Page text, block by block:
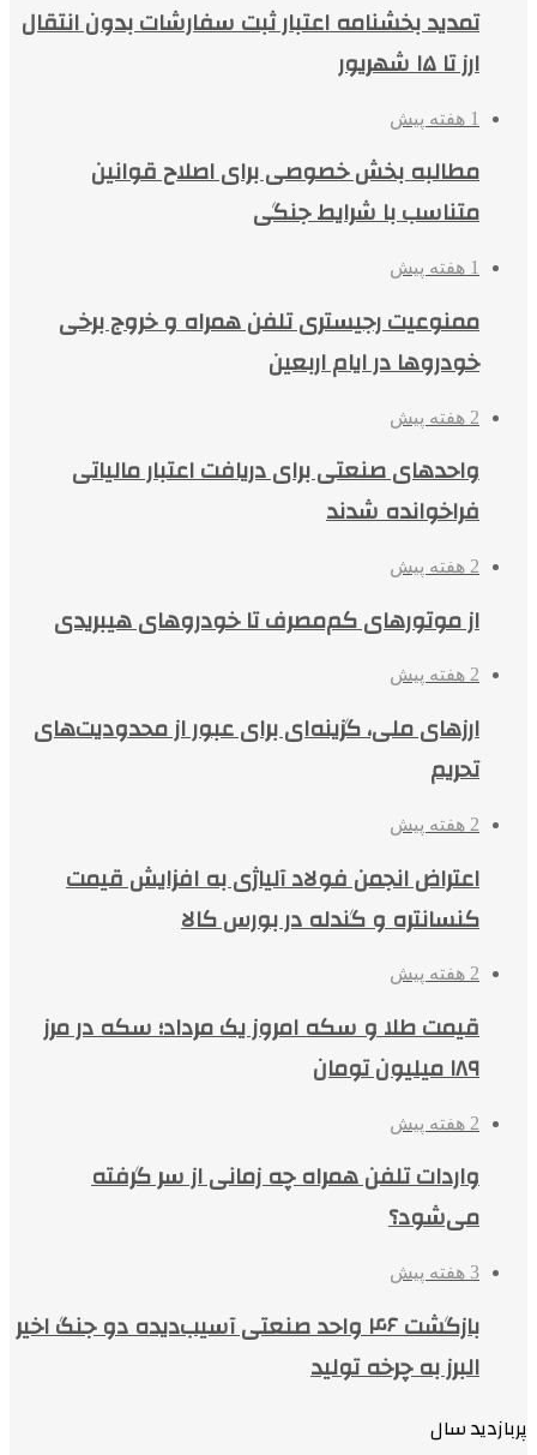
تمدید بخشنامه اعتبار ثبت سفارشات بدون انتقال
ارز تا ۱۵ شهریور
1 هفته پیش
مطالبه بخش خصوصی برای اصلاح قوانین
متناسب با شرایط جنگی
1 هفته پیش
ممنوعیت رجیستری تلفن همراه و خروج برخی
خودروها در ایام اربعین
2 هفته پیش
واحدهای صنعتی برای دریافت اعتبار مالیاتی
فراخوانده شدند
2 هفته پیش
از موتورهای کم‌مصرف تا خودروهای هیبریدی
2 هفته پیش
ارزهای ملی، گزینه‌ای برای عبور از محدودیت‌های
تحریم
2 هفته پیش
اعتراض انجمن فولاد آلیاژی به افزایش قیمت
کنسانتره و گندله در بورس کالا
2 هفته پیش
قیمت طلا و سکه امروز یک مرداد؛ سکه در مرز
۱۸۹ میلیون تومان
2 هفته پیش
واردات تلفن همراه چه زمانی از سر گرفته
می‌شود؟
3 هفته پیش
بازگشت ۴۶ واحد صنعتی آسیب‌دیده دو جنگ اخیر
البرز به چرخه تولید
پربازدید سال